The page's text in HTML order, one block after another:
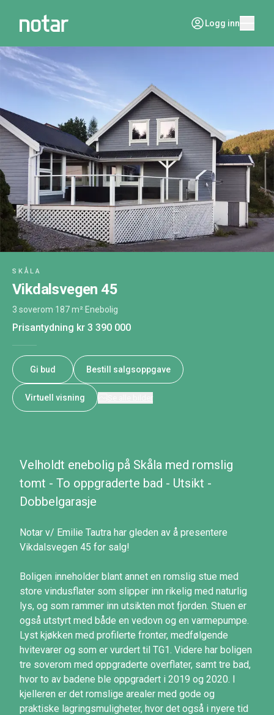
Logg inn
SKÅLA
Vikdalsvegen 45
3 soverom·187 m²·Enebolig
Prisantydning kr 3 390 000
Gi bud Bestill salgsoppgave
Virtuell visning
Velholdt enebolig på Skåla med romslig
tomt - To oppgraderte bad - Utsikt -
Dobbelgarasje
Notar v/ Emilie Tautra har gleden av å presentere
Vikdalsvegen 45 for salg!
Boligen inneholder blant annet en romslig stue med
store vindusflater som slipper inn rikelig med naturlig
lys, og som rammer inn utsikten mot fjorden. Stuen er
også utstyrt med både en vedovn og en varmepumpe.
Lyst kjøkken med profilerte fronter, medfølgende
hvitevarer og som er vurdert til TG1. Videre har boligen
tre soverom med oppgraderte overflater, samt tre bad,
hvor to av badene ble oppgradert i 2019 og 2020. I
kjelleren er det romslige arealer med gode og
praktiske lagringsmuligheter, hvor det også i nyere tid